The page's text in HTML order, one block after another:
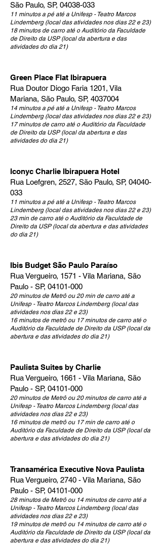
São Paulo, SP, 04038-033
11 minutos a pé até a Unifesp - Teatro Marcos
Lindemberg (local das atividades nos dias 22 e 23)
18 minutos de carro até o Auditório da Faculdade
de Direito da USP (local da abertura e das
atividades do dia 21)
Green Place Flat Ibirapuera
Rua Doutor Diogo Faria 1201, Vila
Mariana, São Paulo, SP, 4037004
14 minutos a pé até a Unifesp - Teatro Marcos
Lindemberg (local das atividades nos dias 22 e 23)
17 minutos de carro até o Auditório da Faculdade
de Direito da USP (local da abertura e das
atividades do dia 21)
Iconyc Charlie Ibirapuera Hotel
Rua Loefgren, 2527, São Paulo, SP, 04040-
033
11 minutos a pé até a Unifesp - Teatro Marcos
Lindemberg (local das atividades nos dias 22 e 23)
23 min de carro até o Auditório da Faculdade de
Direito da USP (local da abertura e das atividades
do dia 21)
Ibis Budget São Paulo Paraíso
Rua Vergueiro, 1571 - Vila Mariana, São
Paulo - SP, 04101-000
20 minutos de Metrô ou 20 min de carro até a
Unifesp - Teatro Marcos Lindemberg (local das
atividades nos dias 22 e 23)
16 minutos de metrô ou 17 minutos de carro até o
Auditório da Faculdade de Direito da USP (local da
abertura e das atividades do dia 21)
Paulista Suites by Charlie
Rua Vergueiro, 1661 - Vila Mariana, São
Paulo - SP, 04101-000
20 minutos de Metrô ou 20 minutos de carro até a
Unifesp - Teatro Marcos Lindemberg (local das
atividades nos dias 22 e 23)
16 minutos de metrô ou 17 min de carro até o
Auditório da Faculdade de Direito da USP (local da
abertura e das atividades do dia 21)
Transamérica Executive Nova Paulista
Rua Vergueiro, 2740 - Vila Mariana, São
Paulo - SP, 04101-000
28 minutos de Metrô ou 14 minutos de carro até a
Unifesp - Teatro Marcos Lindemberg (local das
atividades nos dias 22 e 23)
19 minutos de metrô ou 14 minutos de carro até o
Auditório da Faculdade de Direito da USP (local da
abertura e das atividades do dia 21)